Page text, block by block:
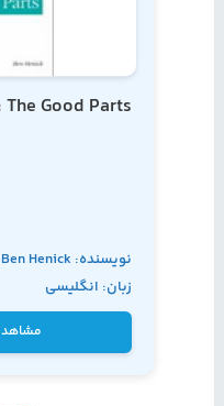
The Good Parts
نویسنده: Ben Henick
زبان: انگلیسی